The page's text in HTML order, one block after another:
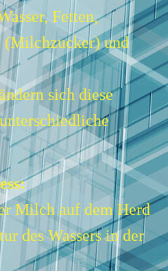
Fetten,
(Milchzucker) und
sich diese
Milch auf dem Herd
des Wassers in der